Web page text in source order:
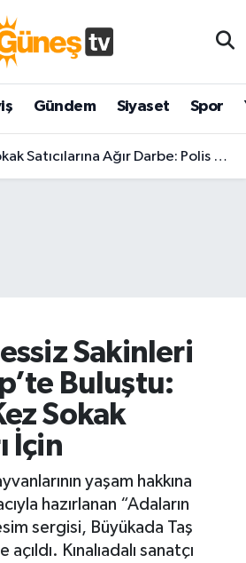
Gündem Siyaset Spor
Ağır Darbe: Polis Adım Adım Takip Etti!
Sakinleri
Buluştu:
Sokak
İçin
yaşam hakkına
hazırlanan “Adaların
sergisi, Büyükada Taş
Kınalıadalı sanatçı
Eczaneler
Vakitleri